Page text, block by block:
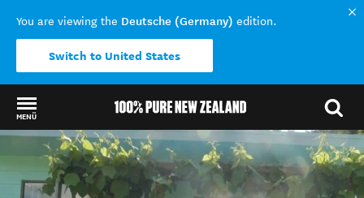
You are viewing the Deutsche (Germany) edition.
Switch to United States
MENÜ
Back to my results